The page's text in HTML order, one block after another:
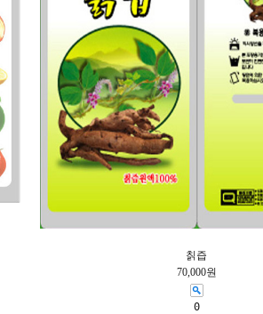
칡즙
70,000원
0